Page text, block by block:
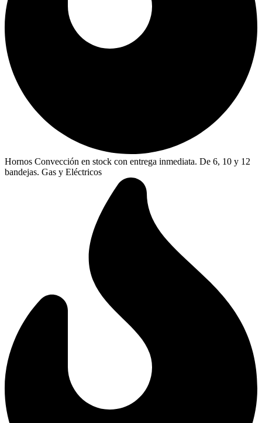
Hornos Convección en stock con entrega inmediata. De 6, 10 y 12
bandejas. Gas y Eléctricos